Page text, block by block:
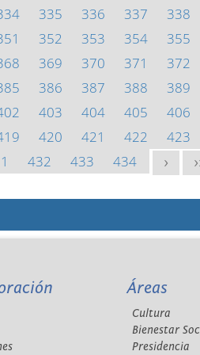
335 336 337 338
352 353 354 355
369 370 371 372
386 387 388 389
403 404 405 406
420 421 422 423
432 433 434 >
Áreas
Cultura
Bienestar
Presidencia